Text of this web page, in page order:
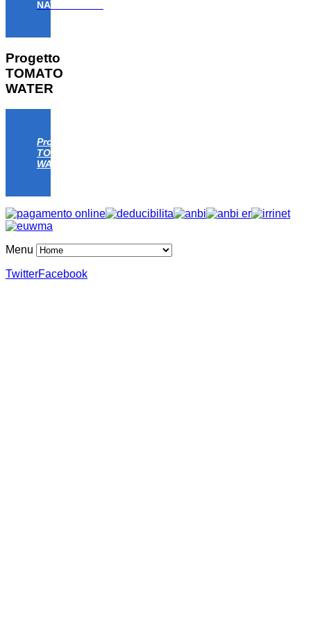
NAT/IT/000806)
Progetto
TOMATO
WATER
Progetto
TOMATO
WATER
Menu
TwitterFacebook